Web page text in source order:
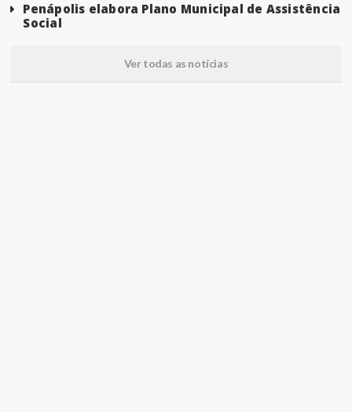
Penápolis elabora Plano Municipal de Assistência
Social
Ver todas as notícias